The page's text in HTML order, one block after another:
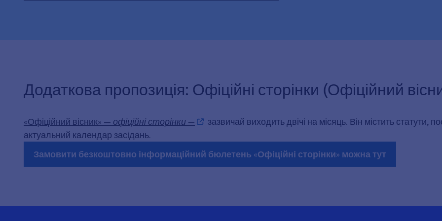
Додаткова пропозиція: Офіційні сторінки (Офіційний
«Офіційний вісник» — офіційні сторінки —
зазвичай виходить двічі на місяць. Він містить статути,
актуальний календар засідань.
Замовити безкоштовно інформаційний бюлетень «Офіційні сторінки» можна тут